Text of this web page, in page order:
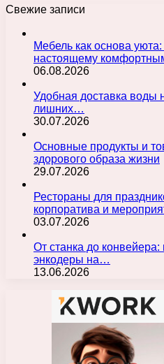
Свежие записи
Мебель как основа
настоящему
06.08.2026
Удобная доставка воды
лишних…
30.07.2026
Основные продукты и
здорового образа жизни
29.07.2026
Рестораны для
корпоратива и
03.07.2026
От станка до
энкодеры на…
13.06.2026